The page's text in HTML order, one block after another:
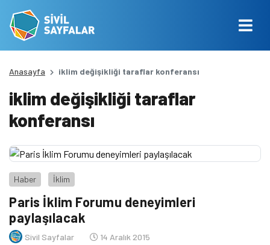
Anasayfa iklim değişikliği taraflar konferansı
iklim değişikliği taraflar
konferansı
Haber İklim
Paris İklim Forumu deneyimleri
paylaşılacak
Sivil Sayfalar 14 Aralık 2015